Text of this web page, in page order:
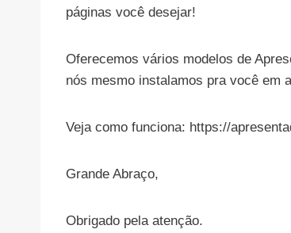
páginas você desejar!
Oferecemos vários modelos de
nós mesmo instalamos pra você em
Veja como funciona: https://
Grande Abraço,
Obrigado pela atenção.